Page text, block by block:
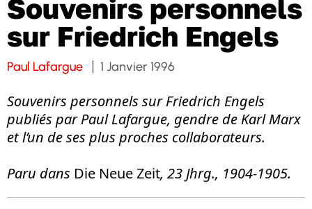
Souvenirs personnels
sur Friedrich Engels
Paul Lafargue 1 Janvier 1996
Souvenirs personnels sur Friedrich Engels
publiés par Paul Lafargue, gendre de Karl Marx
et l’un de ses plus proches collaborateurs.
Paru dans Die Neue Zeit, 23 Jhrg., 1904-1905.